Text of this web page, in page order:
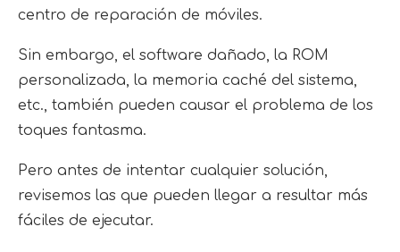
centro de reparación de móviles.
Sin embargo, el software dañado, la ROM
personalizada, la memoria caché del sistema,
etc., también pueden causar el problema de los
toques fantasma.
Pero antes de intentar cualquier solución,
revisemos las que pueden llegar a resultar más
fáciles de ejecutar.